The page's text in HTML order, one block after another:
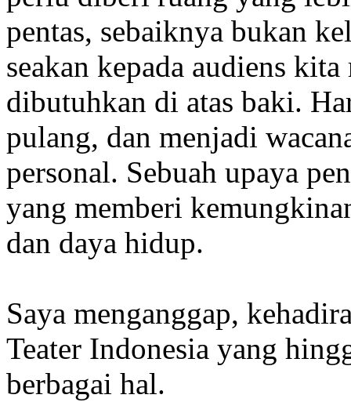
pentas, sebaiknya bukan
seakan kepada audiens
dibutuhkan di atas baki.
pulang, dan menjadi
personal. Sebuah upaya
yang memberi
dan daya hidup.
Saya menganggap,
Teater Indonesia yang
berbagai hal.